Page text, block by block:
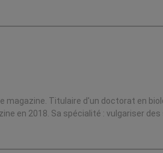
magazine. Titulaire d'un doctorat en
en 2018. Sa spécialité : vulgariser